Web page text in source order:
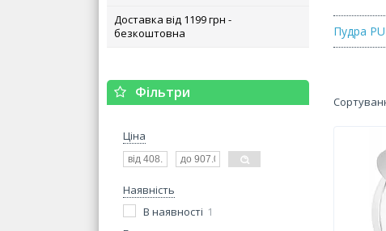
Доставка від 1199 грн -
безкоштовна
Фільтри
Ціна
Наявність
В наявності 1
Пудра